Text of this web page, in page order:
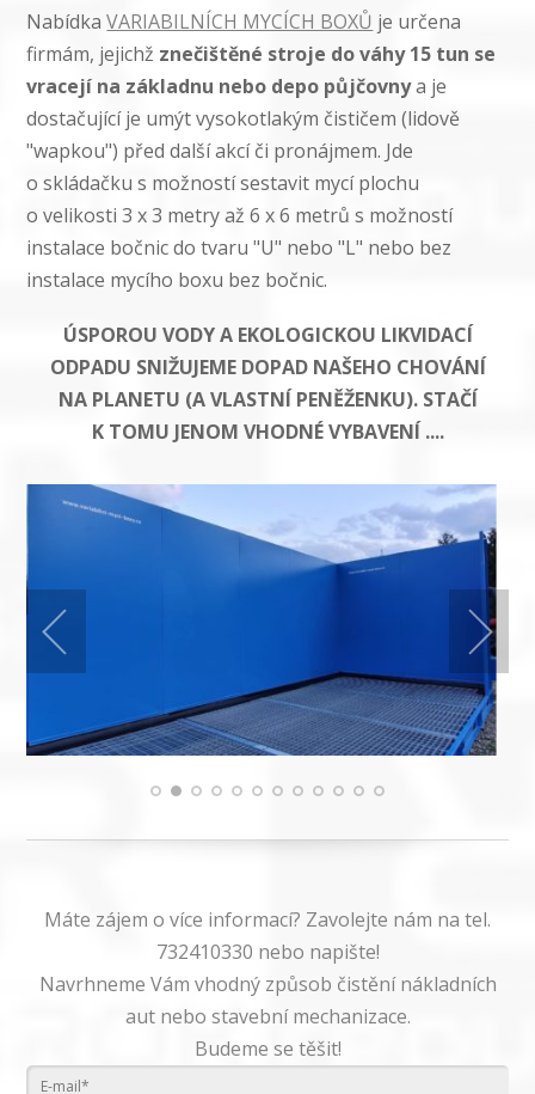
NabídkaVARIABILNÍCH MYCÍCH BOXŮ je určena
firmám, jejichž znečištěné stroje do váhy 15 tun se
vracejí na základnu nebo depo půjčovnya je
dostačující je umýt vysokotlakým čističem (lidově
"wapkou") před další akcí či pronájmem. Jde
o skládačku s možností sestavit mycí plochu
o velikosti 3 x 3 metry až 6 x 6 metrů s možností
instalace bočnic do tvaru "U" nebo "L" nebo bez
instalace mycího boxu bez bočnic.
ÚSPOROU VODY A EKOLOGICKOU LIKVIDACÍ
ODPADU SNIŽUJEME DOPAD NAŠEHO CHOVÁNÍ
NA PLANETU (A VLASTNÍ PENĚŽENKU). STAČÍ
K TOMU JENOM VHODNÉ VYBAVENÍ ....
Máte zájem o více informací? Zavolejte nám na tel.
732410330 nebo napište!
Navrhneme Vám vhodný způsob čistění nákladních
aut nebo stavební mechanizace.
Budeme se těšit!